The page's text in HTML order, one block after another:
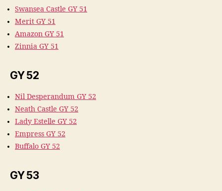
Swansea Castle GY 51
Merit GY 51
Amazon GY 51
Zinnia GY 51
GY 52
Nil Desperandum GY 52
Neath Castle GY 52
Lady Estelle GY 52
Empress GY 52
Buffalo GY 52
GY 53